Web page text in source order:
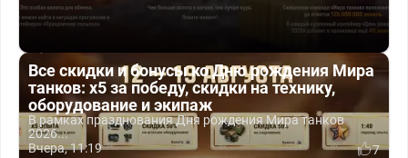
Все скидки и бонусы ко Дню рождения Мира
танков: x5 за победу, скидки на технику,
оборудование и экипаж
В рамках празднования Дня рождения Мира танков
2026...
Вчера, 11:19
7